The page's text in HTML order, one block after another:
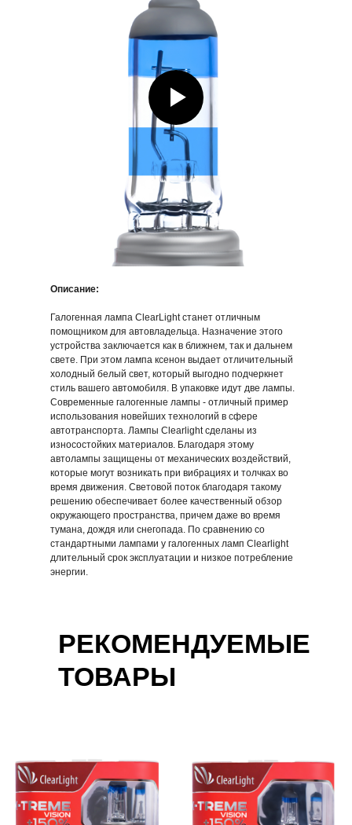
Описание:
Галогенная лампа ClearLight станет отличным
помощником для автовладельца. Назначение этого
устройства заключается как в ближнем, так и дальнем
свете. При этом лампа ксенон выдает отличительный
холодный белый свет, который выгодно подчеркнет
стиль вашего автомобиля. В упаковке идут две лампы.
Современные галогенные лампы - отличный пример
использования новейших технологий в сфере
автотранспорта. Лампы Clearlight сделаны из
износостойких материалов. Благодаря этому
автолампы защищены от механических воздействий,
которые могут возникать при вибрациях и толчках во
время движения. Световой поток благодаря такому
решению обеспечивает более качественный обзор
окружающего пространства, причем даже во время
тумана, дождя или снегопада. По сравнению со
стандартными лампами у галогенных ламп Clearlight
длительный срок эксплуатации и низкое потребление
энергии.
РЕКОМЕНДУЕМЫЕ
ТОВАРЫ
В корзину
В корзину
755,06 р.
В корзину
Галогенные лампы
Clearlight
X-treme Vision H7
В корзину
Галогенные лампы
Clearlight
X-treme Vision H4